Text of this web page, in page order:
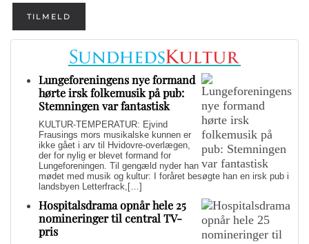
TILMELD
Lungeforeningens nye formand
hørte irsk folkemusik på pub:
Stemningen var fantastisk
KULTUR-TEMPERATUR: Ejvind
Frausings mors musikalske kunnen er
ikke gået i arv til Hvidovre-overlægen,
der for nylig er blevet formand for
Lungeforeningen. Til gengæld nyder han
mødet med musik og kultur: I foråret besøgte han en irsk pub i
landsbyen Letterfrack,[…]
Hospitalsdrama opnår hele 25
nomineringer til central TV-
pris